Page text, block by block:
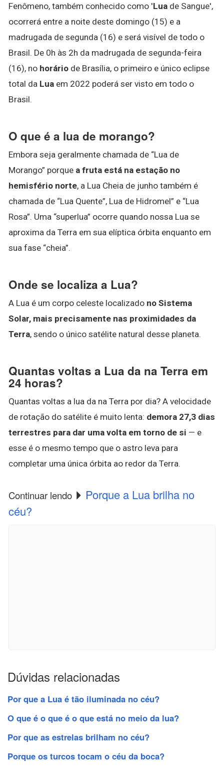
Fenômeno, também conhecido como 'Lua de Sangue',
ocorrerá entre a noite deste domingo (15) e a
madrugada de segunda (16) e será visível de todo o
Brasil. De 0h às 2h da madrugada de segunda-feira
(16), no horário de Brasília, o primeiro e único eclipse
total da Lua em 2022 poderá ser visto em todo o
Brasil.
O que é a lua de morango?
Embora seja geralmente chamada de “Lua de
Morango” porque a fruta está na estação no
hemisfério norte, a Lua Cheia de junho também é
chamada de “Lua Quente”, Lua de Hidromel” e “Lua
Rosa”. Uma “superlua” ocorre quando nossa Lua se
aproxima da Terra em sua elíptica órbita enquanto em
sua fase “cheia”.
Onde se localiza a Lua?
A Lua é um corpo celeste localizado no Sistema
Solar, mais precisamente nas proximidades da
Terra, sendo o único satélite natural desse planeta.
Quantas voltas a Lua da na Terra em
24 horas?
Quantas voltas a lua da na Terra por dia? A velocidade
de rotação do satélite é muito lenta: demora 27,3 dias
terrestres para dar uma volta em torno de si — e
esse é o mesmo tempo que o astro leva para
completar uma única órbita ao redor da Terra.
Continuar lendo
Porque a Lua brilha no
céu?
Dúvidas relacionadas
Por que a Lua é tão iluminada no céu?
O que é o que é o que está no meio da lua?
Por que as estrelas brilham no céu?
Porque os turcos tocam o céu da boca?